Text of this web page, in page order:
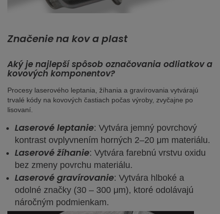
Značenie na kov a plast
Aký je najlepší spôsob označovania odliatkov a
kovových komponentov?
Procesy laserového leptania, žíhania a gravírovania vytvárajú
trvalé kódy na kovových častiach počas výroby, zvyčajne po
lisovaní.
Laserové leptanie: Vytvára jemný povrchový
kontrast ovplyvnením horných 2–20 μm materiálu.
Laserové žíhanie: Vytvára farebnú vrstvu oxidu
bez zmeny povrchu materiálu.
Laserové gravírovanie: Vytvára hlboké a
odolné značky (30 – 300 μm), ktoré odolávajú
náročným podmienkam.